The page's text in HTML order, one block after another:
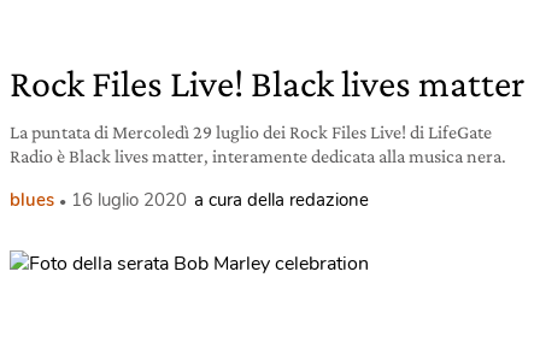
Rock Files Live! Black lives matter
La puntata di Mercoledì 29 luglio dei Rock Files Live! di LifeGate
Radio è Black lives matter, interamente dedicata alla musica nera.
blues 16 luglio 2020 a cura della redazione